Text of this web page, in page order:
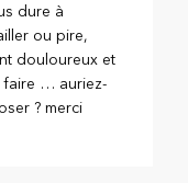
dure à
ou pire,
douloureux et
faire … auriez-
? merci